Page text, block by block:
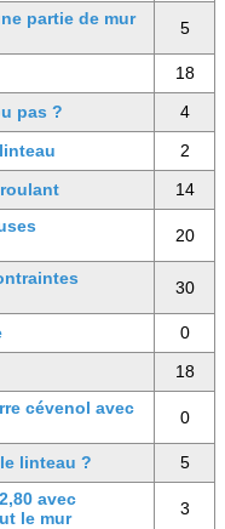
partie de mur
5
18
pas ?
4
2
14
20
30
0
18
cévenol avec
0
linteau ?
5
avec
le mur
3